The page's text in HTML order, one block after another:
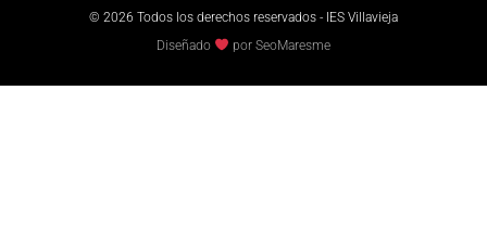
© 2026 Todos los derechos reservados - IES Villavieja
Diseñado
por SeoMaresme